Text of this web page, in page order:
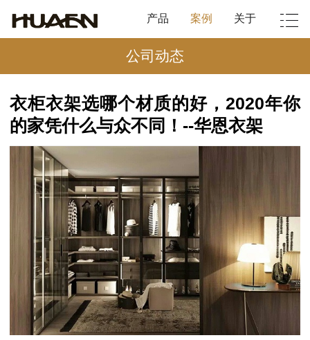
产品 案例 关于
公司动态
衣柜衣架选哪个材质的好，2020年你
的家凭什么与众不同！--华恩衣架